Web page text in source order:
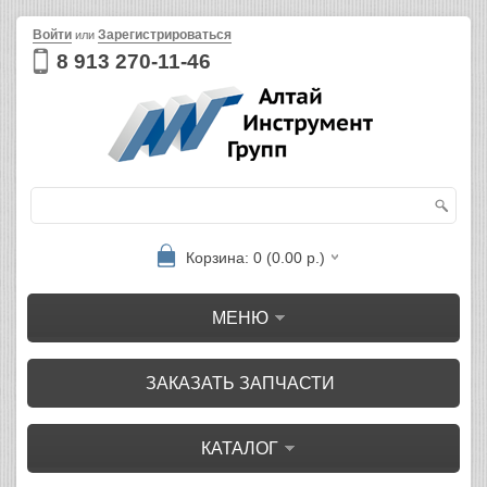
8 913 270-11-46
Войти или Зарегистрироваться
Корзина: 0 (0.00 р.)
МЕНЮ
ЗАКАЗАТЬ ЗАПЧАСТИ
КАТАЛОГ